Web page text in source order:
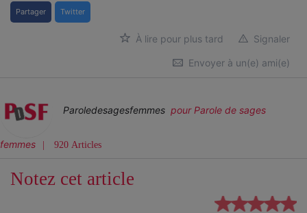
Partager Twitter
Signaler
À lire pour plus tard
Envoyer à un(e) ami(e)
Paroledesagesfemmes pour Parole de sages
femmes 920 Articles
Notez cet article